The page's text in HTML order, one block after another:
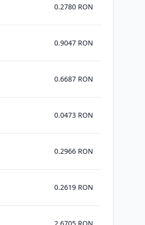
0.2780 RON
0.9047 RON
0.6687 RON
0.0473 RON
0.2966 RON
0.2619 RON